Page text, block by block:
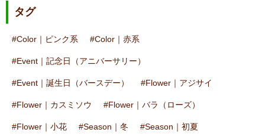
タグ
Color｜ピンク系 Color｜赤系
Event｜記念日（アニバーサリー）
Event｜誕生日（バースデー） Flower｜アジサイ
Flower｜カスミソウ Flower｜バラ（ローズ）
Flower｜小花 Season｜冬 Season｜初夏